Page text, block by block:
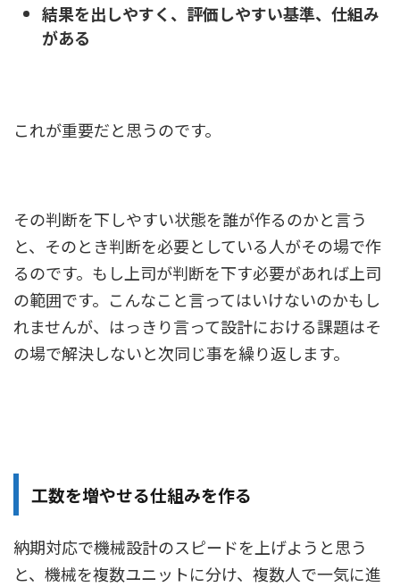
結果を出しやすく、評価しやすい基準、仕組み
がある
これが重要だと思うのです。
その判断を下しやすい状態を誰が作るのかと言う
と、 そのとき判断を必要としている人がその場で作
るのです。もし上司が判断を下す必要があれば上司
の範囲です。 こんなこと言ってはいけないのかもし
れませんが、はっきり言って設計における課題はそ
の場で解決しないと次同じ事を繰り返します。
工数を増やせる仕組みを作る
納期対応で機械設計のスピードを上げようと思う
と、機械を複数ユニットに分け、複数人で一気に進